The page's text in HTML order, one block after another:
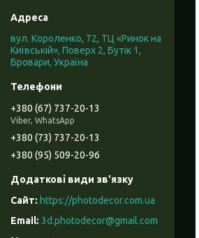
вул. Короленко, 72, ТЦ «Ринок на
Київській», Поверх 2, Бутік 1,
Бровари, Україна
+380 (67) 737-20-13
Viber, WhatsApp
+380 (73) 737-20-13
+380 (95) 509-20-96
https://photodecor.com.ua
3d.photodecor@gmail.com